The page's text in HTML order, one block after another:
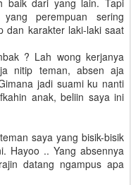
perempuan sering
dan karakter laki-laki saat
? Lah wong kerjanya
nitip teman, absen aja
jadi suami ku nanti
anak, beliin saya ini
saya yang bisik-bisik
Hayoo .. Yang absennya
datang ngampus apa